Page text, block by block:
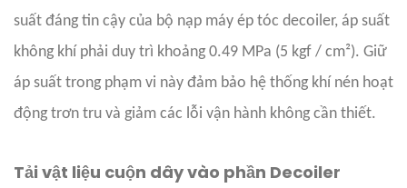
suất đáng tin cậy của bộ nạp máy ép tóc decoiler, áp suất
không khí phải duy trì khoảng 0.49 MPa (5 kgf / cm²). Giữ
áp suất trong phạm vi này đảm bảo hệ thống khí nén hoạt
động trơn tru và giảm các lỗi vận hành không cần thiết.
Tải vật liệu cuộn dây vào phần Decoiler